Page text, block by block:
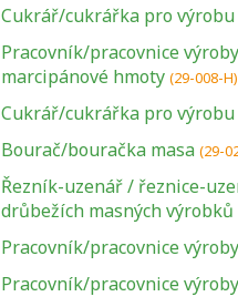
Cukrář/cukrářka pro
Pracovník/pracovnice
marcipánové hmoty (29-008-H)
Cukrář/cukrářka pro
Bourač/bouračka masa (29-
Řezník-uzenář / řeznice-
drůbežích masných výrobků
Pracovník/pracovnice
Pracovník/pracovnice